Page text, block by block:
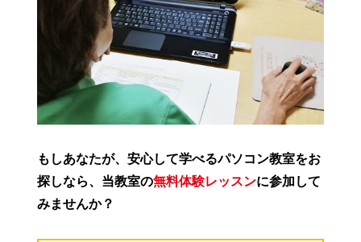
もしあなたが、安心して学べるパソコン教室をお
探しなら、当教室の無料体験レッスンに参加して
みませんか？